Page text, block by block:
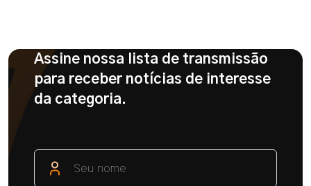
Assine nossa lista de transmissão
para receber notícias de interesse
da categoria.